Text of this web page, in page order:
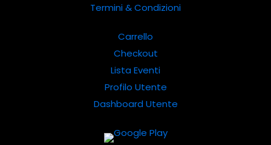
Termini & Condizioni
Carrello
Checkout
Lista Eventi
Profilo Utente
Dashboard Utente